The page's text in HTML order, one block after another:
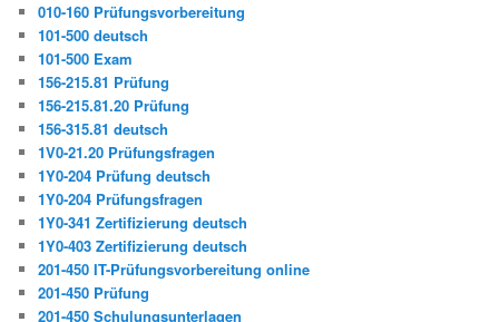
010-160 Prüfungsvorbereitung
101-500 deutsch
101-500 Exam
156-215.81 Prüfung
156-215.81.20 Prüfung
156-315.81 deutsch
1V0-21.20 Prüfungsfragen
1Y0-204 Prüfung deutsch
1Y0-204 Prüfungsfragen
1Y0-341 Zertifizierung deutsch
1Y0-403 Zertifizierung deutsch
201-450 IT-Prüfungsvorbereitung online
201-450 Prüfung
201-450 Schulungsunterlagen